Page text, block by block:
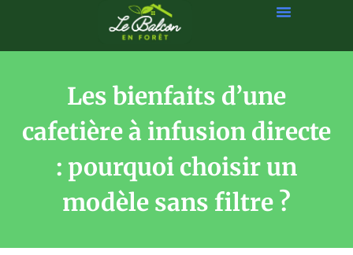
Les bienfaits d’une
cafetière à infusion directe
: pourquoi choisir un
modèle sans filtre ?